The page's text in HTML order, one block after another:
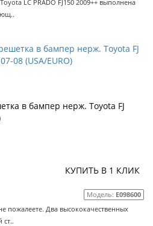
LC PRADO FJ150 2009++ выполнена
в бампер нерж. Toyota FJ
КУПИТЬ В 1 КЛИК
Модель: E098600
пожалеете. Два высококачественных
ст..